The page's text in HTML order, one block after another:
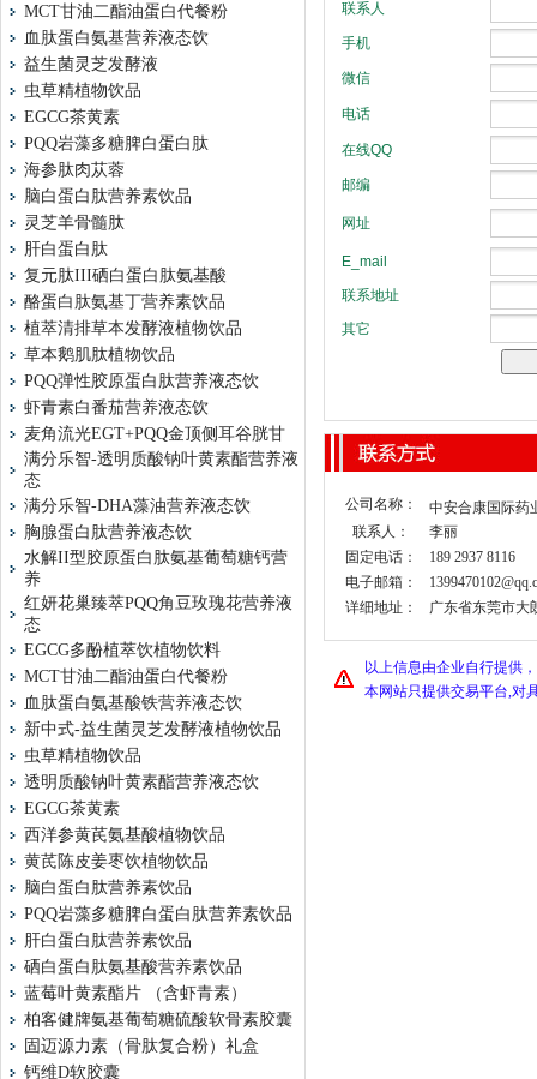
MCT甘油二酯油蛋白代餐粉
血肽蛋白氨基营养液态饮
益生菌灵芝发酵液
虫草精植物饮品
EGCG茶黄素
PQQ岩藻多糖脾白蛋白肽
海参肽肉苁蓉
脑白蛋白肽营养素饮品
灵芝羊骨髓肽
肝白蛋白肽
复元肽III硒白蛋白肽氨基酸
酪蛋白肽氨基丁营养素饮品
植萃清排草本发酵液植物饮品
草本鹅肌肽植物饮品
PQQ弹性胶原蛋白肽营养液态饮
虾青素白番茄营养液态饮
麦角流光EGT+PQQ金顶侧耳谷胱甘
满分乐智-透明质酸钠叶黄素酯营养液
态
满分乐智-DHA藻油营养液态饮
胸腺蛋白肽营养液态饮
水解II型胶原蛋白肽氨基葡萄糖钙营
养
红妍花巢臻萃PQQ角豆玫瑰花营养液
态
EGCG多酚植萃饮植物饮料
MCT甘油二酯油蛋白代餐粉
血肽蛋白氨基酸铁营养液态饮
新中式-益生菌灵芝发酵液植物饮品
虫草精植物饮品
透明质酸钠叶黄素酯营养液态饮
EGCG茶黄素
西洋参黄芪氨基酸植物饮品
黄芪陈皮姜枣饮植物饮品
脑白蛋白肽营养素饮品
PQQ岩藻多糖脾白蛋白肽营养素饮品
肝白蛋白肽营养素饮品
硒白蛋白肽氨基酸营养素饮品
蓝莓叶黄素酯片 （含虾青素）
柏客健牌氨基葡萄糖硫酸软骨素胶囊
固迈源力素（骨肽复合粉）礼盒
钙维D软胶囊
公司名称：
中安合康国际药
联系人：
李丽
固定电话：
189 2937 8116
电子邮箱：
详细地址：
广东省东莞市大
以上信息由企业自行提供
本网站只提供交易平台,对